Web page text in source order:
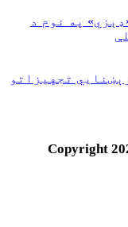
په نوم د
تجهیزاتو